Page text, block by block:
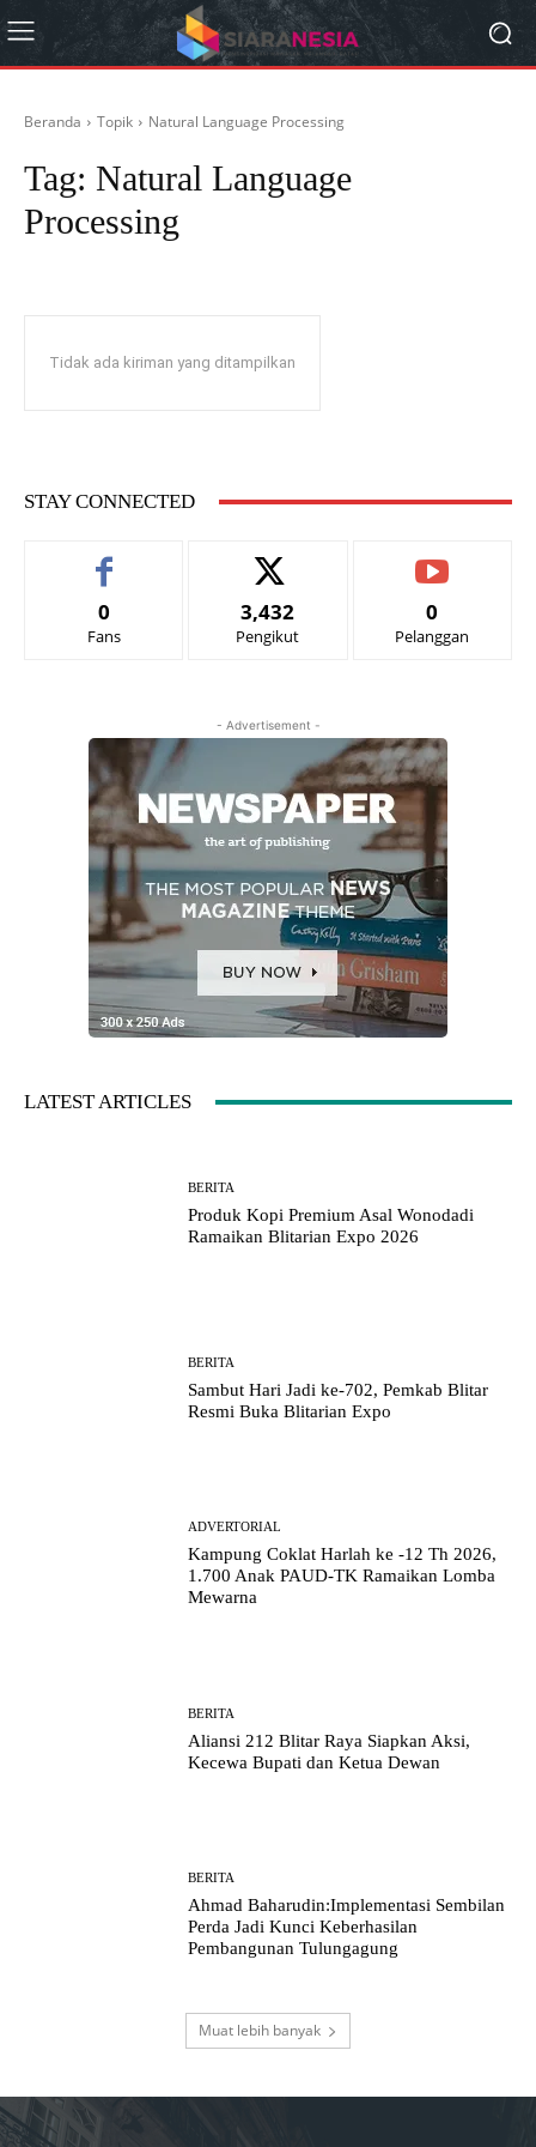
Beranda Topik Natural Language Processing
Tag: Natural Language
Processing
Tidak ada kiriman yang ditampilkan
STAY CONNECTED
0
Fans
3,432
Pengikut
0
Pelanggan
- Advertisement -
LATEST ARTICLES
BERITA
Produk Kopi Premium Asal Wonodadi
Ramaikan Blitarian Expo 2026
BERITA
Sambut Hari Jadi ke-702, Pemkab Blitar
Resmi Buka Blitarian Expo
ADVERTORIAL
Kampung Coklat Harlah ke -12 Th 2026,
1.700 Anak PAUD-TK Ramaikan Lomba
Mewarna
BERITA
Aliansi 212 Blitar Raya Siapkan Aksi,
Kecewa Bupati dan Ketua Dewan
BERITA
Ahmad Baharudin:Implementasi Sembilan
Perda Jadi Kunci Keberhasilan
Pembangunan Tulungagung
Muat lebih banyak